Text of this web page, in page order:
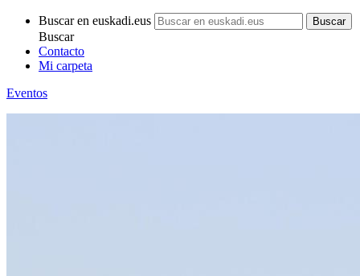
Buscar en euskadi.eus
Buscar
Contacto
Mi carpeta
Eventos